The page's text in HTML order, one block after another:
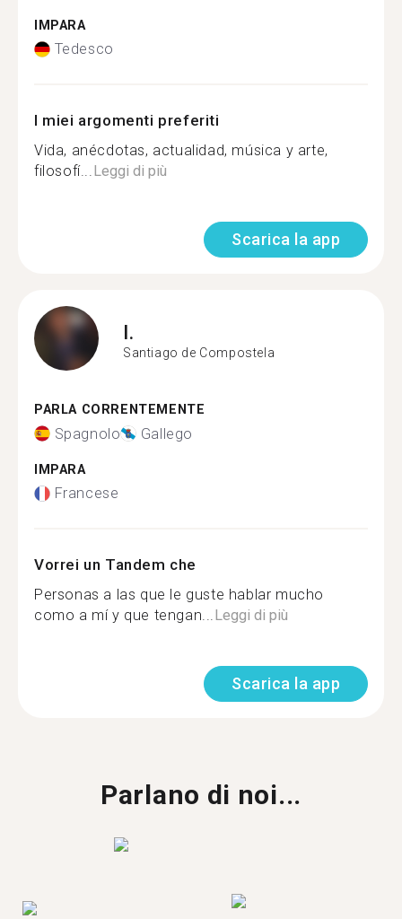
IMPARA
Tedesco
I miei argomenti preferiti
Vida, anécdotas, actualidad, música y arte,
filosofí...Leggi di più
Scarica la app
I.
Santiago de Compostela
PARLA CORRENTEMENTE
Spagnolo Gallego
IMPARA
Francese
Vorrei un Tandem che
Personas a las que le guste hablar mucho
como a mí y que tengan...Leggi di più
Scarica la app
Parlano di noi...